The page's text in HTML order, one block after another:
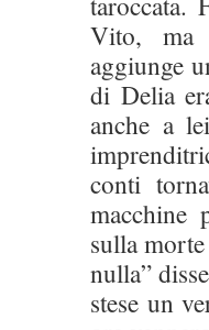
Vito, ma
aggiunge
di Delia
anche a
conti
macchine
sulla
nulla”
stese un